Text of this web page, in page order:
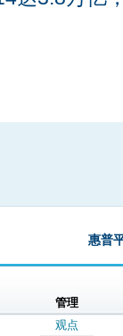
惠普
管理
观点